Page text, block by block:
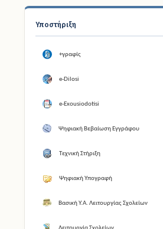
Υποστήριξη
+γραφίς
e-Dilosi
e-Exousiodotisi
Ψηφιακή Βεβαίωση Εγγράφου
Τεχνική Στήριξη
Ψηφιακή Υπογραφή
Βασική Υ.Α. Λειτουργίας Σχολείων